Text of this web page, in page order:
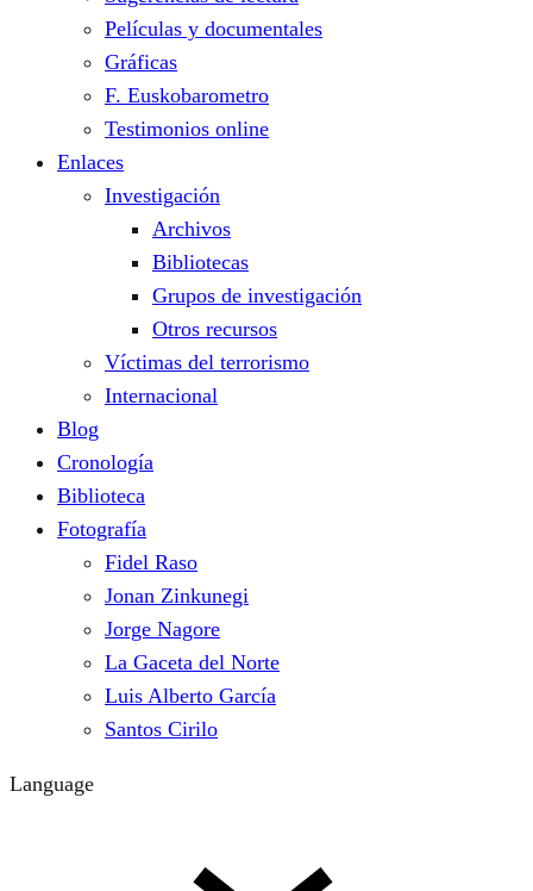
Películas y documentales
Gráficas
F. Euskobarometro
Testimonios online
Enlaces
Investigación
Archivos
Bibliotecas
Grupos de investigación
Otros recursos
Víctimas del terrorismo
Internacional
Blog
Cronología
Biblioteca
Fotografía
Fidel Raso
Jonan Zinkunegi
Jorge Nagore
La Gaceta del Norte
Luis Alberto García
Santos Cirilo
Language